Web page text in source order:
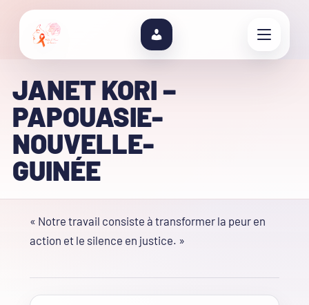
JANET KORI –
PAPOUASIE-
NOUVELLE-
GUINÉE
« Notre travail consiste à transformer la peur en
action et le silence en justice. »